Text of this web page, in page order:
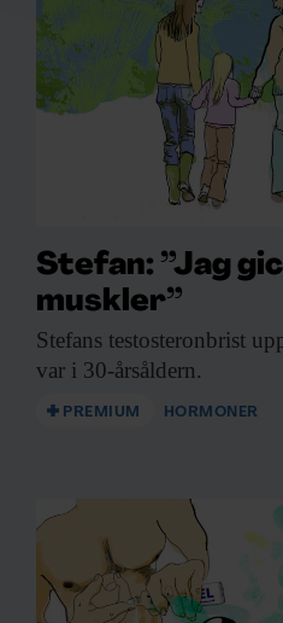
för sociala medier och
vidarebefordrar även sådana
information från din enhet till
annons- och analysföretag
Dessa kan i sin tur
information som du har
samlat in när du har använt
Stefan: ”Jag
muskler”
Stefans testosteronbrist
var i 30-årsåldern.
PREMIUM HORMONER